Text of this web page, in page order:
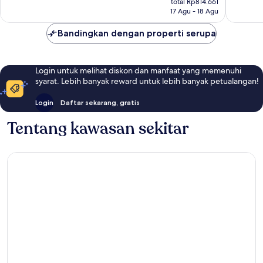
Rp740.601
17 Agu - 18 Agu
ulasan
Bandingkan dengan properti serupa
Login untuk melihat diskon dan manfaat yang memenuhi
syarat. Lebih banyak reward untuk lebih banyak petualangan!
Login Daftar sekarang, gratis
Tentang kawasan sekitar